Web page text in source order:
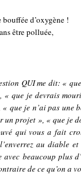
d’oxygène !
être polluée,
QUI me dit: «
« que je devrais
que je n’ai pas une
un projet », « que je
qui vous a fait
au diable
avec beaucoup plus
de ce qu’on a